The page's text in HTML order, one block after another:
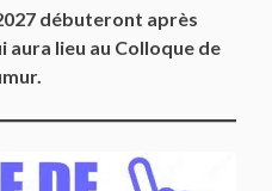
débuteront après
aura lieu au Colloque de